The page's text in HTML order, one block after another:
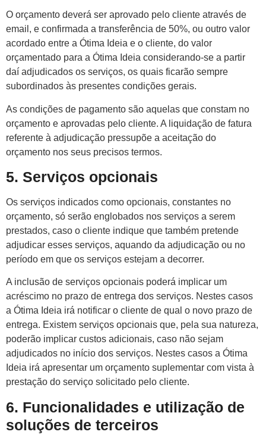
O orçamento deverá ser aprovado pelo cliente através de
email, e confirmada a transferência de 50%, ou outro valor
acordado entre a Ótima Ideia e o cliente, do valor
orçamentado para a Ótima Ideia considerando-se a partir
daí adjudicados os serviços, os quais ficarão sempre
subordinados às presentes condições gerais.
As condições de pagamento são aquelas que constam no
orçamento e aprovadas pelo cliente. A liquidação de fatura
referente à adjudicação pressupõe a aceitação do
orçamento nos seus precisos termos.
5. Serviços opcionais
Os serviços indicados como opcionais, constantes no
orçamento, só serão englobados nos serviços a serem
prestados, caso o cliente indique que também pretende
adjudicar esses serviços, aquando da adjudicação ou no
período em que os serviços estejam a decorrer.
A inclusão de serviços opcionais poderá implicar um
acréscimo no prazo de entrega dos serviços. Nestes casos
a Ótima Ideia irá notificar o cliente de qual o novo prazo de
entrega. Existem serviços opcionais que, pela sua natureza,
poderão implicar custos adicionais, caso não sejam
adjudicados no início dos serviços. Nestes casos a Ótima
Ideia irá apresentar um orçamento suplementar com vista à
prestação do serviço solicitado pelo cliente.
6. Funcionalidades e utilização de
soluções de terceiros